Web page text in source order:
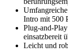
Intro mit 500
Plug-and-
einsatzbereit
Leicht und